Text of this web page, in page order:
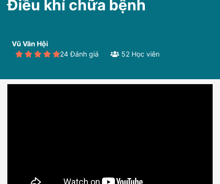
Điều khí chữa bệnh
Vũ Văn Hội
24 Đánh giá
52 Học viên